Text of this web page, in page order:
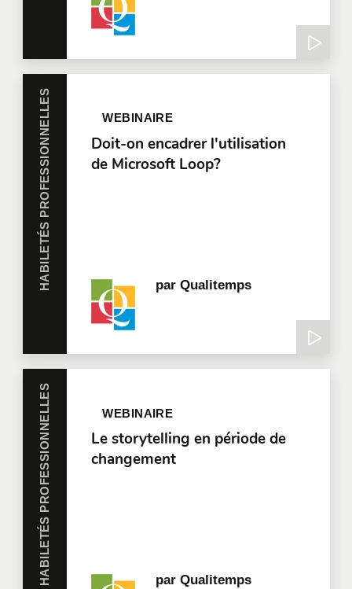
HABILETÉS PROFESSIONNELLES WEBINAIRE
Doit-on encadrer l'utilisation
de Microsoft Loop?
parQualitemps
HABILETÉS PROFESSIONNELLES WEBINAIRE
Le storytelling en période de
changement
parQualitemps